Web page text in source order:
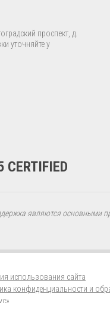
проспект, д.
уточняйте у
являются основными
использования сайта
конфиденциальности и